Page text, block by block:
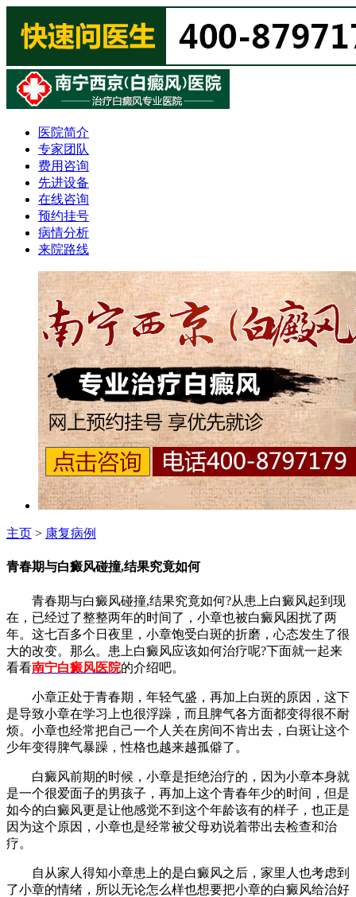
医院简介
专家团队
费用咨询
先进设备
在线咨询
预约挂号
病情分析
来院路线
主页 > 康复病例
青春期与白癜风碰撞,结果究竟如何
青春期与白癜风碰撞,结果究竟如何?从患上白癜风起到现
在，已经过了整整两年的时间了，小章也被白癜风困扰了两
年。这七百多个日夜里，小章饱受白斑的折磨，心态发生了很
大的改变。那么。患上白癜风应该如何治疗呢?下面就一起来
看看南宁白癜风医院的介绍吧。
小章正处于青春期，年轻气盛，再加上白斑的原因，这下
是导致小章在学习上也很浮躁，而且脾气各方面都变得很不耐
烦。小章也经常把自己一个人关在房间不肯出去，白斑让这个
少年变得脾气暴躁，性格也越来越孤僻了。
白癜风前期的时候，小章是拒绝治疗的，因为小章本身就
是一个很爱面子的男孩子，再加上这个青春年少的时间，但是
如今的白癜风更是让他感觉不到这个年龄该有的样子，也正是
因为这个原因，小章也是经常被父母劝说着带出去检查和治
疗。
自从家人得知小章患上的是白癜风之后，家里人也考虑到
了小章的情绪，所以无论怎么样也想要把小章的白癜风给治好